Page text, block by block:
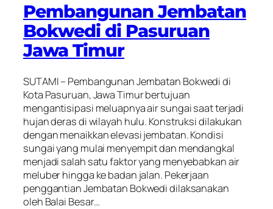
Pembangunan Jembatan
Bokwedi di Pasuruan
Jawa Timur
SUTAMI – Pembangunan Jembatan Bokwedi di
Kota Pasuruan, Jawa Timur bertujuan
mengantisipasi meluapnya air sungai saat terjadi
hujan deras di wilayah hulu. Konstruksi dilakukan
dengan menaikkan elevasi jembatan. Kondisi
sungai yang mulai menyempit dan mendangkal
menjadi salah satu faktor yang menyebabkan air
meluber hingga ke badan jalan. Pekerjaan
penggantian Jembatan Bokwedi dilaksanakan
oleh Balai Besar…